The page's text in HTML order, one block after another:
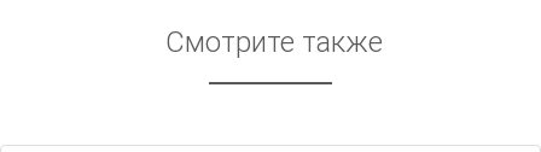
Смотрите также